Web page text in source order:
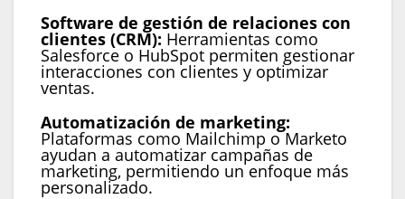
Software de gestión de relaciones con
clientes (CRM): Herramientas como
Salesforce o HubSpot permiten gestionar
interacciones con clientes y optimizar
ventas.
Automatización de marketing:
Plataformas como Mailchimp o Marketo
ayudan a automatizar campañas de
marketing, permitiendo un enfoque más
personalizado.